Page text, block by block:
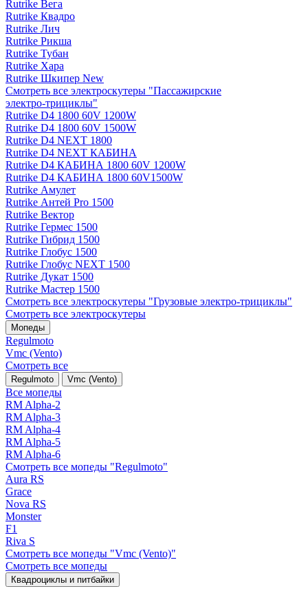
Rutrike Вега
Rutrike Квадро
Rutrike Лич
Rutrike Рикша
Rutrike Тубан
Rutrike Хара
Rutrike Шкипер New
Смотреть все электро­скутеры "Пассажирские
электро‑трициклы"
Rutrike D4 1800 60V 1200W
Rutrike D4 1800 60V 1500W
Rutrike D4 NEXT 1800
Rutrike D4 NEXT КАБИНА
Rutrike D4 КАБИНА 1800 60V 1200W
Rutrike D4 КАБИНА 1800 60V1500W
Rutrike Амулет
Rutrike Антей Pro 1500
Rutrike Вектор
Rutrike Гермес 1500
Rutrike Гибрид 1500
Rutrike Глобус 1500
Rutrike Глобус NEXT 1500
Rutrike Дукат 1500
Rutrike Мастер 1500
Смотреть все электро­скутеры "Грузовые электро‑трициклы"
Смотреть все электро­скутеры
Мопеды
Regulmoto
Vmc (Vento)
Смотреть все
Regulmoto Vmc (Vento)
Все мопеды
RM Alpha-2
RM Alpha-3
RM Alpha-4
RM Alpha-5
RM Alpha-6
Смотреть все мопеды "Regulmoto"
Aura RS
Grace
Nova RS
Monster
F1
Riva S
Смотреть все мопеды "Vmc (Vento)"
Смотреть все мопеды
Квадроциклы и питбайки